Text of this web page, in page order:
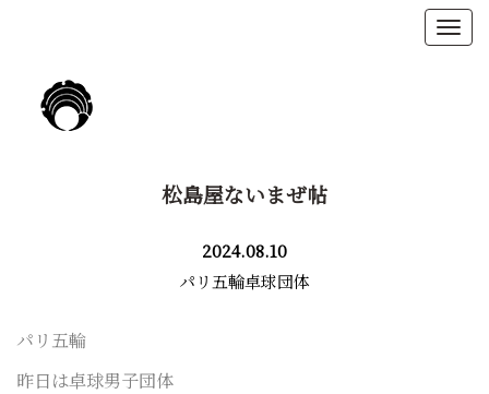
松島屋ないまぜ帖
2024.08.10
パリ五輪卓球団体
パリ五輪
昨日は卓球男子団体